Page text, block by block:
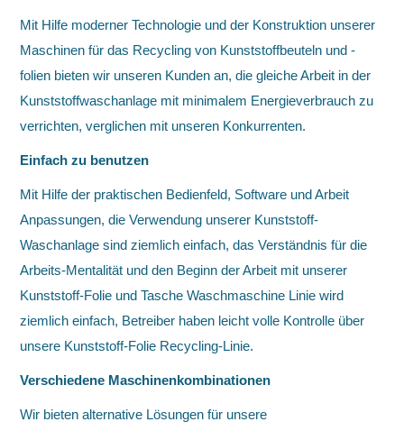
Mit Hilfe moderner Technologie und der Konstruktion unserer
Maschinen für das Recycling von Kunststoffbeuteln und -
folien bieten wir unseren Kunden an, die gleiche Arbeit in der
Kunststoffwaschanlage mit minimalem Energieverbrauch zu
verrichten, verglichen mit unseren Konkurrenten.
Einfach zu benutzen
Mit Hilfe der praktischen Bedienfeld, Software und Arbeit
Anpassungen, die Verwendung unserer Kunststoff-
Waschanlage sind ziemlich einfach, das Verständnis für die
Arbeits-Mentalität und den Beginn der Arbeit mit unserer
Kunststoff-Folie und Tasche Waschmaschine Linie wird
ziemlich einfach, Betreiber haben leicht volle Kontrolle über
unsere Kunststoff-Folie Recycling-Linie.
Verschiedene Maschinenkombinationen
Wir bieten alternative Lösungen für unsere